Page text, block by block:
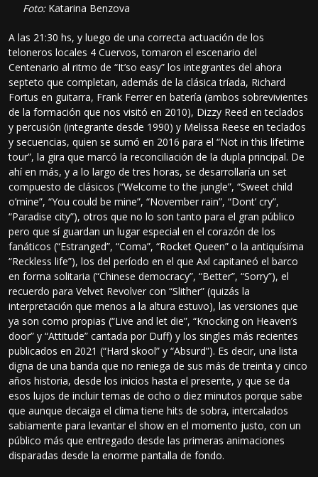
Foto:Katarina Benzova
A las 21:30 hs, y luego de una correcta actuación de los
teloneros locales 4 Cuervos, tomaron el escenario del
Centenario al ritmo de “It’so easy” los integrantes del ahora
septeto que completan, además de la clásica tríada, Richard
Fortus en guitarra, Frank Ferrer en batería (ambos sobrevivientes
de la formación que nos visitó en 2010), Dizzy Reed en teclados
y percusión (integrante desde 1990) y Melissa Reese en teclados
y secuencias, quien se sumó en 2016 para el “Not in this lifetime
tour”, la gira que marcó la reconciliación de la dupla principal. De
ahí en más, y a lo largo de tres horas, se desarrollaría un set
compuesto de clásicos (“Welcome to the jungle”, “Sweet child
o’mine”, “You could be mine”, “November rain”, “Dont’ cry”,
“Paradise city”), otros que no lo son tanto para el gran público
pero que sí guardan un lugar especial en el corazón de los
fanáticos (“Estranged”, “Coma”, “Rocket Queen” o la antiquísima
“Reckless life”), los del período en el que Axl capitaneó el barco
en forma solitaria (“Chinese democracy”, “Better”, “Sorry”), el
recuerdo para Velvet Revolver con “Slither” (quizás la
interpretación que menos a la altura estuvo), las versiones que
ya son como propias (“Live and let die”, “Knocking on Heaven’s
door” y “Attitude” cantada por Duff) y los singles más recientes
publicados en 2021 (“Hard skool” y “Absurd”). Es decir, una lista
digna de una banda que no reniega de sus más de treinta y cinco
años historia, desde los inicios hasta el presente, y que se da
esos lujos de incluir temas de ocho o diez minutos porque sabe
que aunque decaiga el clima tiene hits de sobra, intercalados
sabiamente para levantar el show en el momento justo, con un
público más que entregado desde las primeras animaciones
disparadas desde la enorme pantalla de fondo.